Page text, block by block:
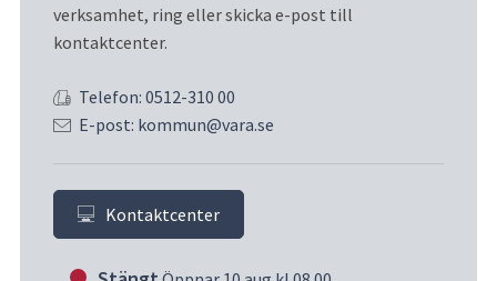
verksamhet, ring eller skicka e-post till
kontaktcenter.
Telefon: 0512-310 00
E-post: kommun@vara.se
Kontaktcenter